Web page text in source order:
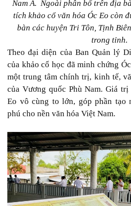
Nam Á. Ngoài phân bố trên địa
tích khảo cổ văn hóa Óc Eo còn
bàn các huyện Tri Tôn, Tịnh
trong tỉnh.
Theo đại diện của Ban Quản lý
của khảo cổ học đã minh chứng
một trung tâm chính trị, kinh tế,
của Vương quốc Phù Nam. Giá
Eo vô cùng to lớn, góp phần tạo
phú cho nền văn hóa Việt Nam.